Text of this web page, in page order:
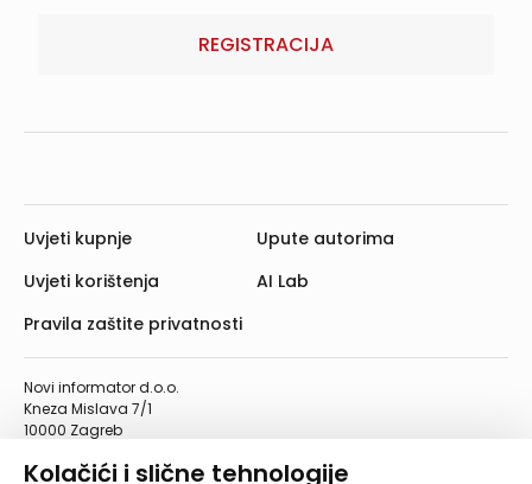
Kolačići i slične tehnologije
REGISTRACIJA
Novi informator d.o.o.
Kneza Mislava 7/1
10000 Zagreb
Telefaks: 01/4612-553
Uvjeti kupnje
Uvjeti korištenja
Pravila zaštite privatnosti
Upute autorima
AI Lab